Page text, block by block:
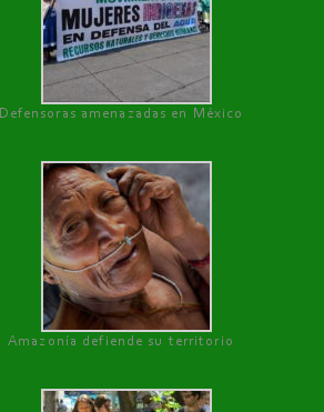
Defensoras amenazadas en México
Amazonía defiende su territorio